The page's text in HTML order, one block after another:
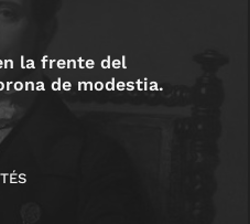
la frente del
de modestia.